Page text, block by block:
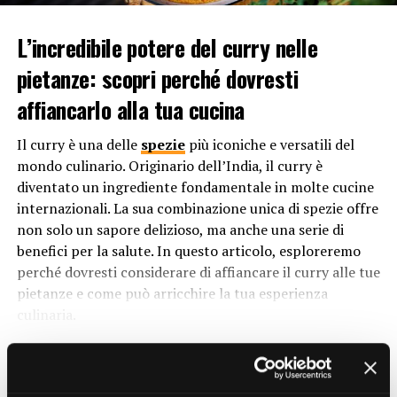
delizia culinaria ha origini intriganti e affonda le sue
radici nella storia e nella tradizione. L’aggettivo
“pasticcera” deriva dal termine “pasticcere”, che indica
una persona che lavora nel settore della pasticceria. In
origine, la crema pasticcera era associata
principalmente alle preparazioni dolci delle pasticcerie,
da qui l’attributo “pasticcera” nel suo nome.
Tuttavia, il termine “crema” richiama direttamente la
sua consistenza morbida e vellutata. Questa crema è
ottenuta dalla miscelazione di ingredienti come latte,
tuorli d’uovo,zuccheroe farina o amido di mais, che
vengono cotti fino a ottenere una consistenza densa e
sua stretta associazione con il mondo della pasticceria.
L’incredibile potere del curry nelle
pietanze: scopri perché dovresti
affiancarlo alla tua cucina
Il curry è una delle speziepiù iconiche e versatili del
mondo culinario. Originario dell’India, il curry è
diventato un ingrediente fondamentale in molte cucine
internazionali. La sua combinazione unica di spezie offre
non solo un sapore delizioso, ma anche una serie di
benefici per la salute. In questo articolo, esploreremo
perché dovresti considerare di affiancare il curry alle tue
pietanze e come può arricchire la tua esperienza
Il curry è una miscela di spezie
che varia da regione a regione e da ricetta a ricetta.
CONTINUE READING